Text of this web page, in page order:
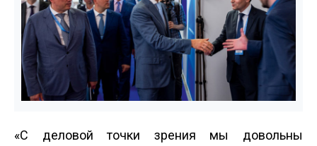
«С деловой точки зрения мы довольны